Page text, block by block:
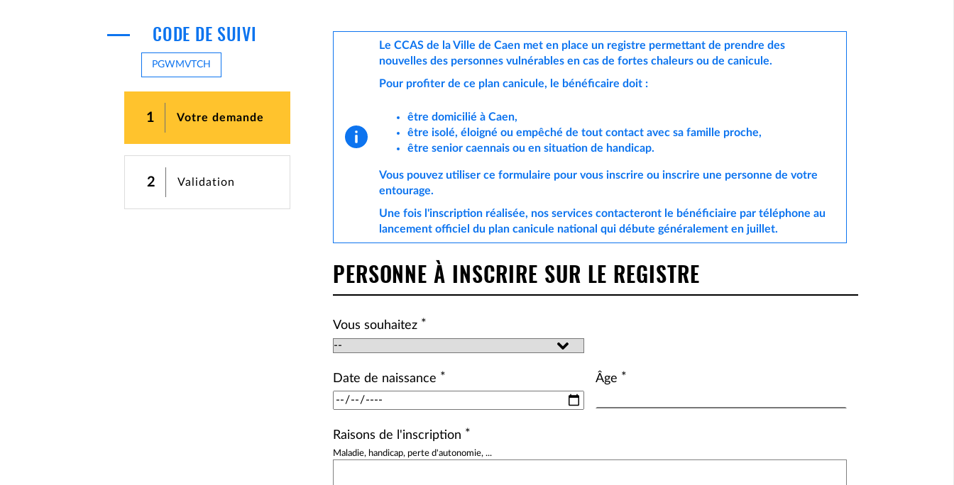
CODE DE SUIVI
PGWMVTCH
1 Votre demande
2 Validation
Le CCAS de la Ville de Caen met en place un registre permettant de prendre des
nouvelles des personnes vulnérables en cas de fortes chaleurs ou de canicule.
Pour profiter de ce plan canicule, le bénéficaire doit :
être domicilié à Caen,
être isolé, éloigné ou empêché de tout contact avec sa famille proche,
être senior caennais ou en situation de handicap.
Vous pouvez utiliser ce formulaire pour vous inscrire ou inscrire une personne de votre
entourage.
Une fois l'inscription réalisée, nos services contacteront le bénéficiaire par téléphone au
lancement officiel du plan canicule national qui débute généralement en juillet.
PERSONNE À INSCRIRE SUR LE REGISTRE
Vous souhaitez *
Date de naissance * Âge *
Raisons de l'inscription *
Maladie, handicap, perte d'autonomie, ...